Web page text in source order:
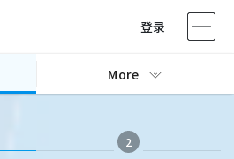
登录
More
2